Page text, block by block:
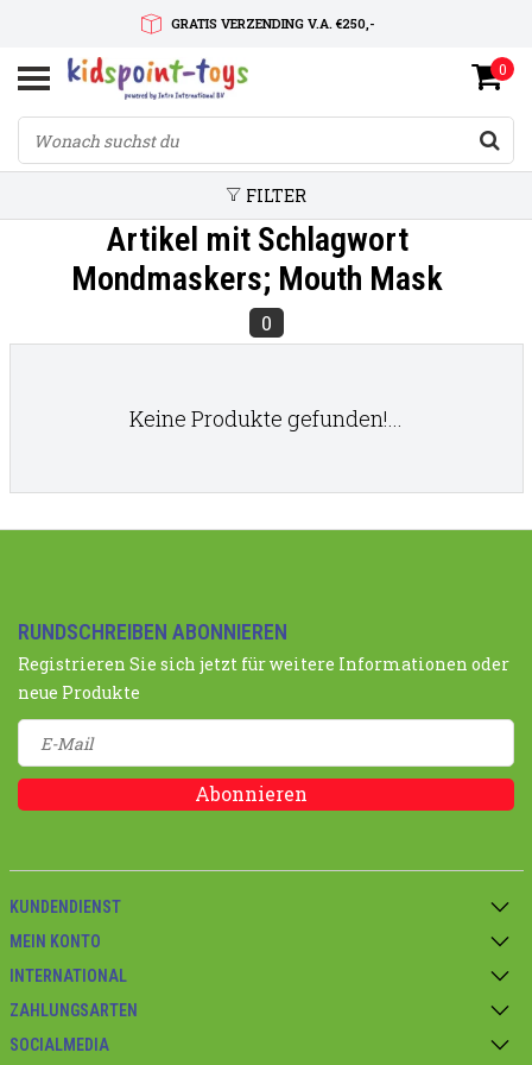
GRATIS VERZENDING V.A. €250,-
SNELLE LEVERTIJD
SERVICE OP MAAT
0
FILTER
Artikel mit Schlagwort
Mondmaskers; Mouth Mask
0
Keine Produkte gefunden!...
RUNDSCHREIBEN ABONNIEREN
Registrieren Sie sich jetzt für weitere Informationen oder
neue Produkte
Abonnieren
KUNDENDIENST
MEIN KONTO
INTERNATIONAL
ZAHLUNGSARTEN
SOCIALMEDIA